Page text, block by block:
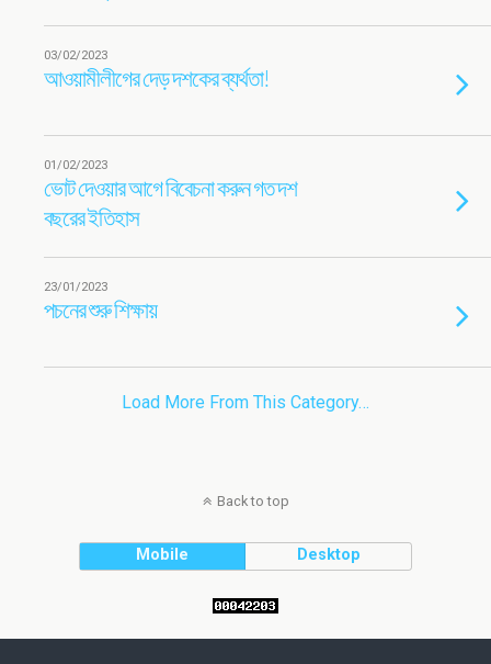
03/02/2023
আওয়ামীলীগের দেড় দশকের ব্যর্থতা!
01/02/2023
ভোট দেওয়ার আগে বিবেচনা করুন গত দশ
বছরের ইতিহাস
23/01/2023
পচনের শুরু শিক্ষায়
Load More From This Category…
Back to top
Mobile Desktop